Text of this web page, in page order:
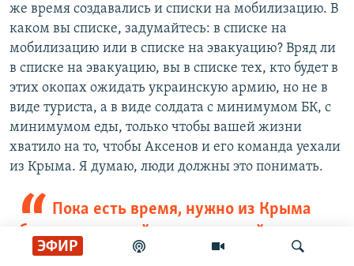
ЭФИР
же время создавались и списки на мобилизацию. В
каком вы списке, задумайтесь: в списке на
мобилизацию или в списке на эвакуацию? Вряд ли
в списке на эвакуацию, вы в списке тех, кто будет в
этих окопах ожидать украинскую армию, но не в
виде туриста, а в виде солдата с минимумом БК, с
минимумом еды, только чтобы вашей жизни
хватило на то, чтобы Аксенов и его команда уехали
из Крыма. Я думаю, люди должны это понимать.
Пока есть время, нужно из Крыма
бежать – вот мой единственный совет